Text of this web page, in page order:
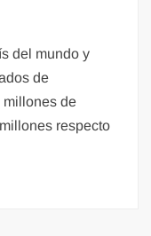
del mundo y
de
millones de
respecto